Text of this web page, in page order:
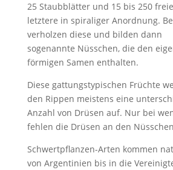
25 Staubblätter und 15 bis 250
letztere in spiraliger Anordnung.
verholzen diese und bilden dann
sogenannte Nüsschen, die den
förmigen Samen enthalten.
Diese gattungstypischen Früchte
den Rippen meistens eine
Anzahl von Drüsen auf. Nur bei
fehlen die Drüsen an den
Schwertpflanzen-Arten kommen
von Argentinien bis in die